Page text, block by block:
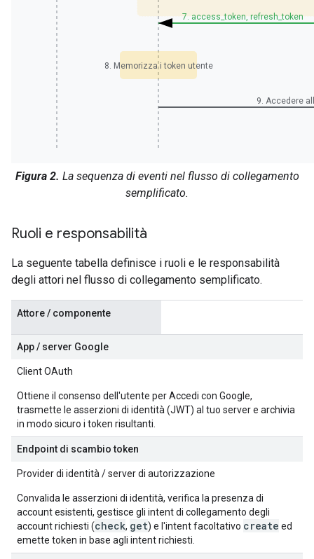
7. access_token, refresh_token
8. Memorizza i token utente
9. Accedere
Figura 2. La sequenza di eventi nel flusso di collegamento
semplificato.
Ruoli e responsabilità
La seguente tabella definisce i ruoli e le responsabilità
degli attori nel flusso di collegamento semplificato.
Attore / componente
App / server Google
Client OAuth
Ottiene il consenso dell'utente per Accedi con Google,
trasmette le asserzioni di identità (JWT) al tuo server e archivia
in modo sicuro i token risultanti.
Endpoint di scambio token
Provider di identità / server di autorizzazione
Convalida le asserzioni di identità, verifica la presenza di
account esistenti, gestisce gli intent di collegamento degli
account richiesti (check, get) e l'intent facoltativo create ed
emette token in base agli intent richiesti.